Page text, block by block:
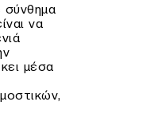
να
μέσα